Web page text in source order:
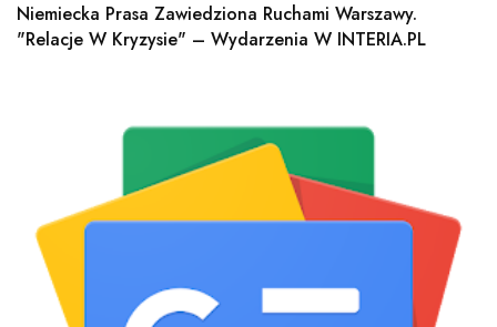
Niemiecka Prasa Zawiedziona Ruchami Warszawy.
"Relacje W Kryzysie" – Wydarzenia W INTERIA.PL